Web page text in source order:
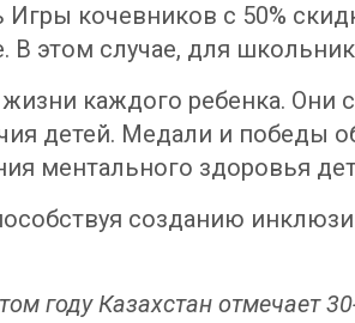
кочевников с 50%
В этом случае, для
каждого ребенка. Они
детей. Медали и победы
ментального здоровья
созданию
году Казахстан отмечает